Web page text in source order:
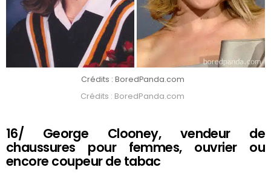
Crédits : BoredPanda.com
Crédits : BoredPanda.com
16/ George Clooney, vendeur de
chaussures pour femmes, ouvrier ou
encore coupeur de tabac